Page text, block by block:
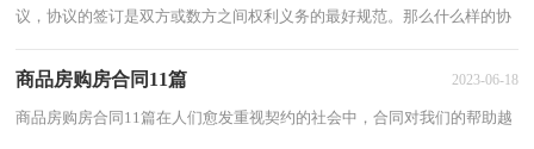
议，协议的签订是双方或数方之间权利义务的最好规范。那么什么样的协
商品房购房合同11篇 2023-06-18
商品房购房合同11篇在人们愈发重视契约的社会中，合同对我们的帮助越